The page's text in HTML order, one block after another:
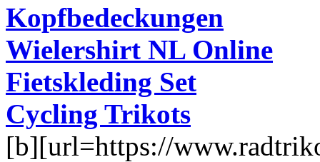
Kopfbedeckungen
Wielershirt NL Online
Fietskleding Set
Cycling Trikots
[b][url=https://